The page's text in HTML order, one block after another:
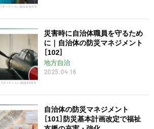
災害時に自治体職員を守るため
に｜自治体の防災マネジメント
［102］
地方自治
2025.04.16
自治体の防災マネジメント
［101］防災基本計画改定で福祉